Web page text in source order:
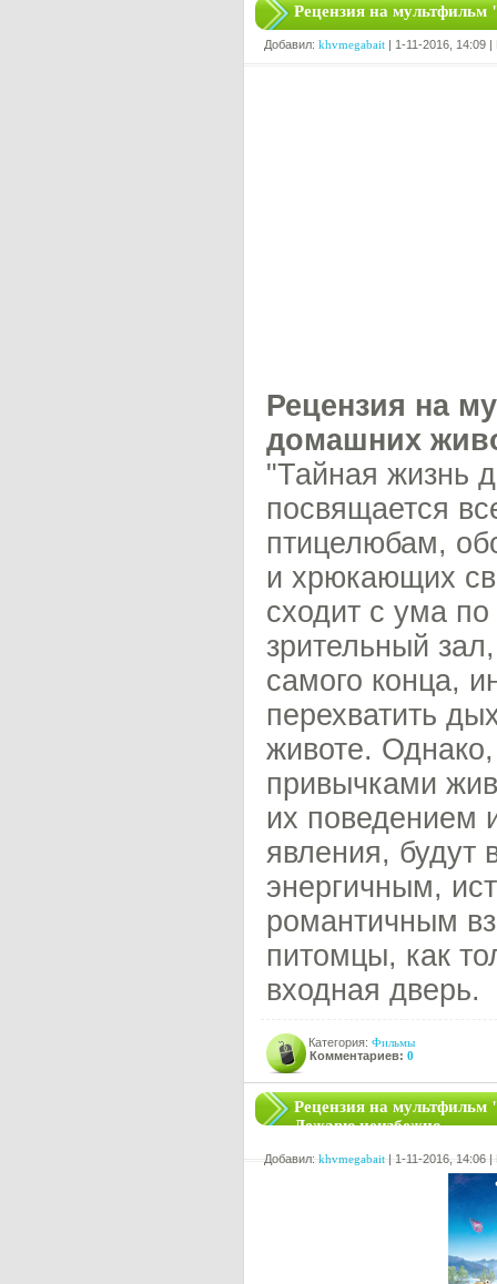
Рецензия на
Добавил: khvmegabait | 1-11-2016, 14:09
Рецензия на
домашних
"Тайная жизнь
посвящается
птицелюбам,
и хрюкающих
сходит с ума
зрительный
самого конца,
перехватить
животе. Однако,
привычками
их поведением
явления, будут
энергичным,
романтичным
питомцы, как
входная дверь.
Категория: Фильмы
Комментариев: 0
Рецензия на
Дежавю неизбежно
Добавил: khvmegabait | 1-11-2016, 14:06